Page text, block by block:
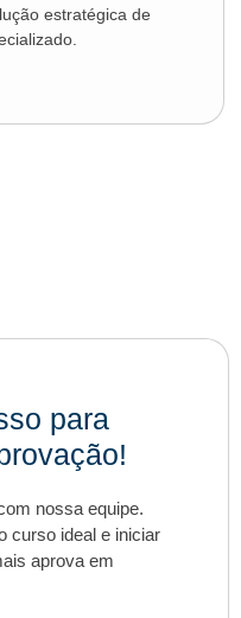
estratégica de
para
nossa equipe.
curso ideal e iniciar
aprova em